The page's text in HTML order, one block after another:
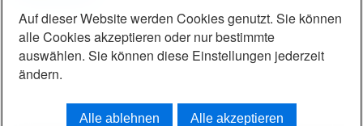
Rechtsanwalt Friedrich Helmut Becker, Steißlingen bei
Singen (bis 2017: Konstanz).
Auf dieser Website werden Cookies genutzt. Sie können
alle Cookies akzeptieren oder nur bestimmte
auswählen. Sie können diese Einstellungen jederzeit
ändern.
Alle ablehnen Alle akzeptieren